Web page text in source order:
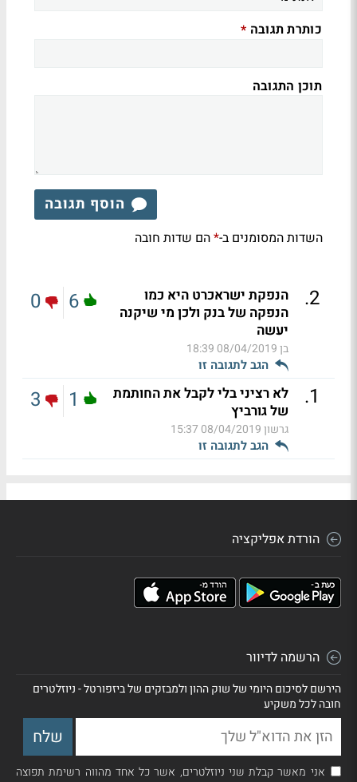
כותרת תגובה *
תוכן התגובה
הוסף תגובה
השדות המסומנים ב-*הם שדות חובה
2
.
הנפקת ישראכרט היא כמו
הנפקה של בנק ולכן מי שיקנה
יעשה
בן08/04/2019 18:39
הגב לתגובה זו
6
0
1
.
לא רציני בלי לקבל את החותמת
של גורביץ
גרשון08/04/2019 15:37
הגב לתגובה זו
1
3
הורדת אפליקציה
הרשמה לדיוור
הירשם לסיכום היומי של שוק ההון ולמבזקים של ביזפורטל - ניוזלטרים
חובה לכל משקיע
אני מאשר קבלת שני ניוזלטרים, אשר כל אחד מהווה רשימת תפוצה